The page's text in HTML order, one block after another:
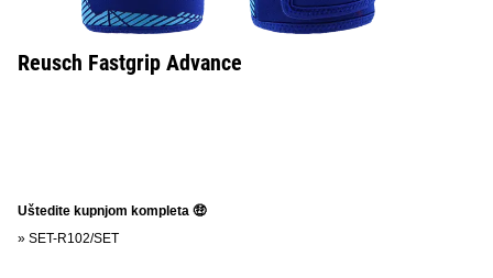
Reusch Fastgrip Advance
Uštedite kupnjom kompleta 🤑
» SET-R102/SET